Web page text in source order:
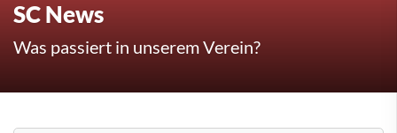
SC News
Was passiert in unserem Verein?